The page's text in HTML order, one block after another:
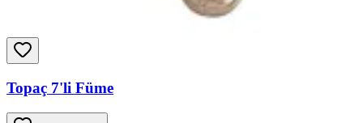
Topaç 7'li Füme